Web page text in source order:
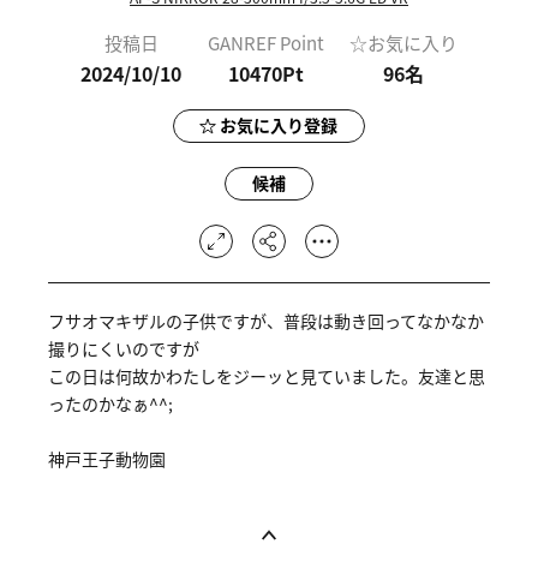
投稿日
2024/10/10
GANREF Point
10470Pt
☆お気に入り
96名
お気に入り登録
候補
フサオマキザルの子供ですが、普段は動き回ってなかなか
撮りにくいのですが
この日は何故かわたしをジーッと見ていました。友達と思
ったのかなぁ^^;
神戸王子動物園